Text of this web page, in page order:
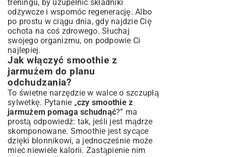
treningu, by uzupełnić składniki
odżywcze i wspomóc regenerację. Albo
po prostu w ciągu dnia, gdy najdzie Cię
ochota na coś zdrowego. Słuchaj
swojego organizmu, on podpowie Ci
najlepiej.
Jak włączyć smoothie z
jarmużem do planu
odchudzania?
To świetne narzędzie w walce o szczupłą
sylwetkę. Pytanie „czy smoothie z
jarmużem pomaga schudnąć?” ma
prostą odpowiedź: tak, jeśli jest mądrze
skomponowane. Smoothie jest sycące
dzięki błonnikowi, a jednocześnie może
mieć niewiele kalorii. Zastąpienie nim